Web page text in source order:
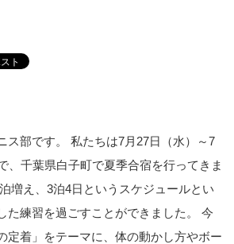
ス部です。 私たちは7月27日（水）～7
、千葉県白子町で夏季合宿を行ってきま
増え、3泊4日というスケジュールとい
た練習を過ごすことができました。 今
定着」をテーマに、体の動かし方やボー